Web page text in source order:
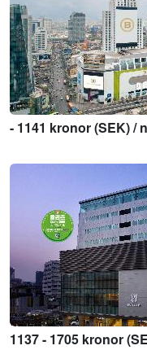
- 1141 kronor (SEK) /
1137 - 1705 kronor